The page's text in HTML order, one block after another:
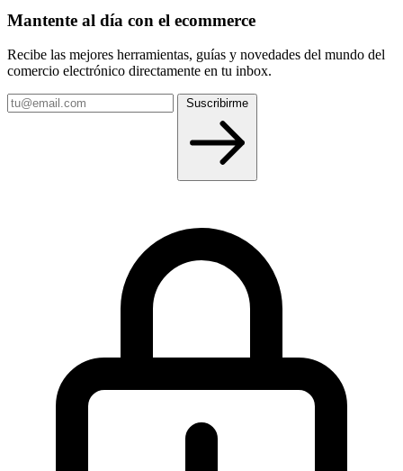
Mantente al día con el ecommerce
Recibe las mejores herramientas, guías y novedades del mundo del
comercio electrónico directamente en tu inbox.
Tu
email
Suscribirme